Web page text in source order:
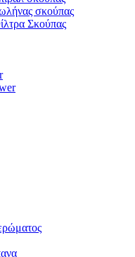
σκούπας
Σκούπας